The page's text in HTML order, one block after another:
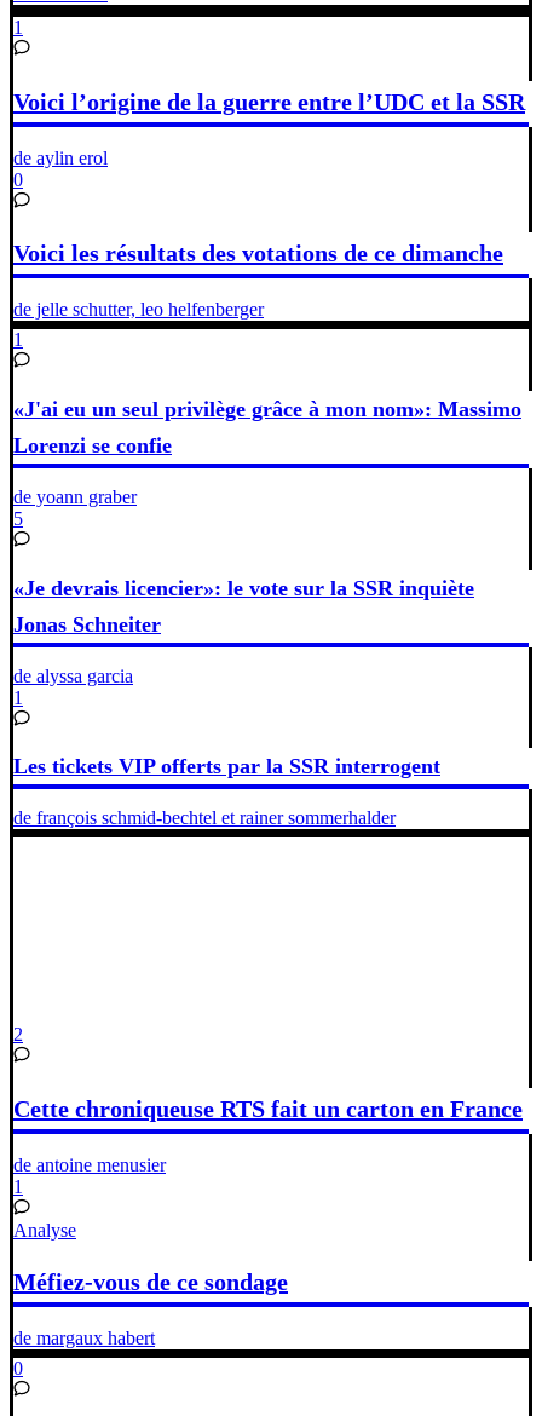
1
Voici l’origine de la guerre entre l’UDC et la SSR
de aylin erol
0
Voici les résultats des votations de ce dimanche
de jelle schutter, leo helfenberger
1
«J'ai eu un seul privilège grâce à mon nom»: Massimo
Lorenzi se confie
de yoann graber
5
«Je devrais licencier»: le vote sur la SSR inquiète
Jonas Schneiter
de alyssa garcia
1
Les tickets VIP offerts par la SSR interrogent
de françois schmid-bechtel et rainer sommerhalder
2
Cette chroniqueuse RTS fait un carton en France
de antoine menusier
1
Analyse
Méfiez-vous de ce sondage
de margaux habert
0